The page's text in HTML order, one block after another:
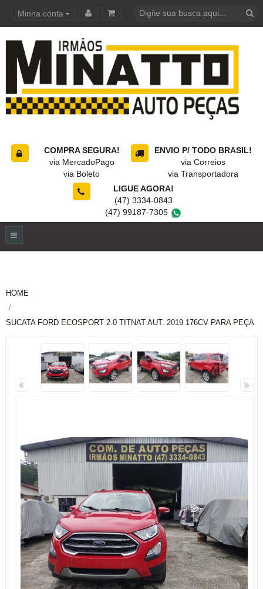
Minha conta
COMPRA SEGURA!
via MercadoPago
via Boleto
ENVIO P/ TODO BRASIL!
via Correios
via Transportadora
LIGUE AGORA!
(47) 3334-0843
(47) 99187-7305
HOME
SUCATA FORD ECOSPORT 2.0 TITNAT AUT. 2019 176CV PARA PEÇA